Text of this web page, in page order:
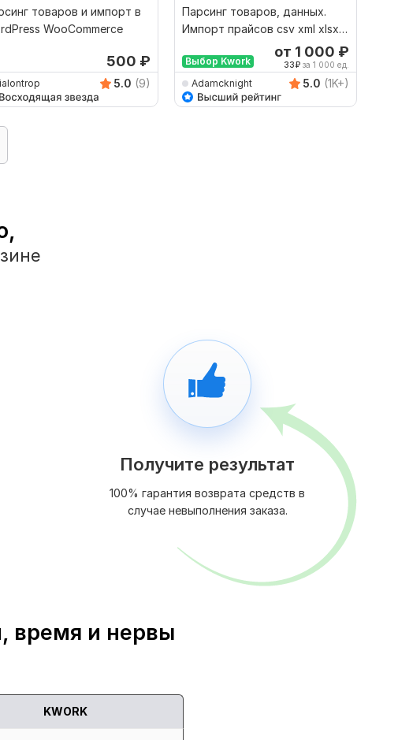
товаров и импорт в
WooCommerce
500 ₽
5.0 (9)
Парсинг товаров, данных.
Импорт прайсов csv xml xlsx в
Выбор Kwork
от 1 000 ₽
33₽ за 1 000 ед.
Adamcknight 5.0 (1K+)
Получите результат
100% гарантия возврата средств в
случае невыполнения заказа.
время и нервы
KWORK